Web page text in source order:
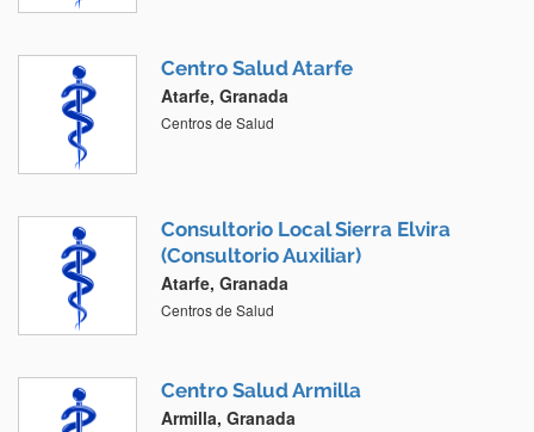
Centro Salud Atarfe
Atarfe, Granada
Centros de Salud
Consultorio Local Sierra Elvira
(Consultorio Auxiliar)
Atarfe, Granada
Centros de Salud
Centro Salud Armilla
Armilla, Granada